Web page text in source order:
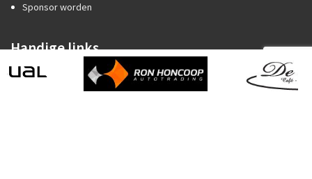
Sponsor worden
Handige links
Competitiezaken